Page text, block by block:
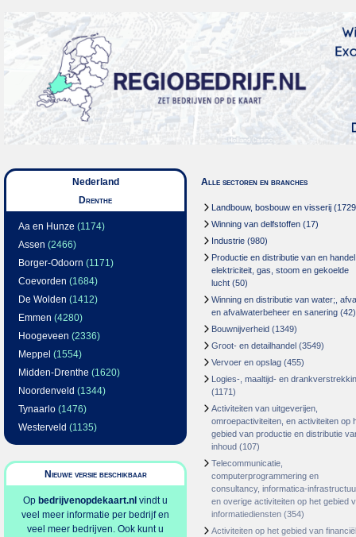
Nederland
Drenthe
Aa en Hunze (1174)
Assen (2466)
Borger-Odoorn (1171)
Coevorden (1684)
De Wolden (1412)
Emmen (4280)
Hoogeveen (2336)
Meppel (1554)
Midden-Drenthe (1620)
Noordenveld (1344)
Tynaarlo (1476)
Westerveld (1135)
Nieuwe versie beschikbaar
Op bedrijvenopdekaart.nl vindt u
veel meer informatie per bedrijf en
veel meer bedrijven. Ook kunt u
Alle sectoren en branches
Landbouw, bosbouw en visserij
Winning van delfstoffen (17)
Industrie (980)
Productie en distributie van en
elektriciteit, gas, stoom en gekoelde
lucht (50)
Winning en distributie van water;,
en afvalwaterbeheer en sanering (42)
Bouwnijverheid (1349)
Groot- en detailhandel (3549)
Vervoer en opslag (455)
Logies-, maaltijd- en
(1171)
Activiteiten van uitgeverijen,
omroepactiviteiten, en activiteiten op
gebied van productie en distributie
inhoud (107)
Telecommunicatie,
computerprogrammering en
consultancy, informatica-
en overige activiteiten op het gebied
informatiediensten (354)
Activiteiten op het gebied van